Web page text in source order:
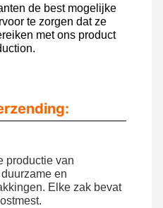
de best mogelijke
te zorgen dat ze
met ons product
productie van
en
Elke zak bevat